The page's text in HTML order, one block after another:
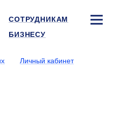
СОТРУДНИКАМ
БИЗНЕСУ
Личный кабинет